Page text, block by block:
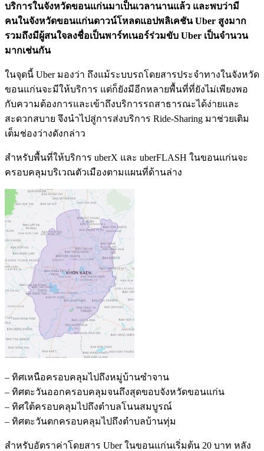
บริการในจังหวัดขอนแก่นมาเป็นเวลานานแล้ว และพบว่ามี
คนในจังหวัดขอนแก่นดาวน์โหลดแอปพลิเคชัน Uber สูงมาก
รวมถึงมีผู้สนใจลงชื่อเป็นพาร์ทเนอร์ร่วมขับ Uber เป็นจำนวน
มากเช่นกัน
ในจุดนี้ Uber มองว่า ถึงแม้ระบบรถโดยสารประจำทางในจังหวัด
ขอนแก่นจะมีให้บริการ แต่ก็ยังมีอีกหลายพื้นที่ที่ยังไม่เพียงพอ
กับความต้องการและเข้าถึงบริการรถสาธารณะได้ง่ายและ
สะดวกสบาย จึงนำไปสู่การส่งบริการ Ride-Sharing มาช่วยเติม
เต็มช่องว่างดังกล่าว
สำหรับพื้นที่ให้บริการ uberX และ uberFLASH ในขอนแก่นจะ
ครอบคลุมบริเวณตัวเมืองตามแผนที่ด้านล่าง
– ทิศเหนือครอบคลุมไปถึงหมู่บ้านซำจาน
– ทิศตะวันออกครอบคลุมจนถึงสุดขอบจังหวัดขอนแก่น
– ทิศใต้ครอบคลุมไปถึงตำบลโนนสมบูรณ์
– ทิศตะวันตกครอบคลุมไปถึงตำบลบ้านทุ่ม
สำหรับอัตราค่าโดยสาร Uber ในขอนแก่นเริ่มต้น 20 บาท หลัง